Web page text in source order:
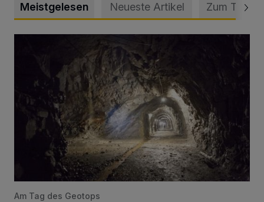
Meistgelesen Neueste Artikel Zum Thema
Am Tag des Geotops